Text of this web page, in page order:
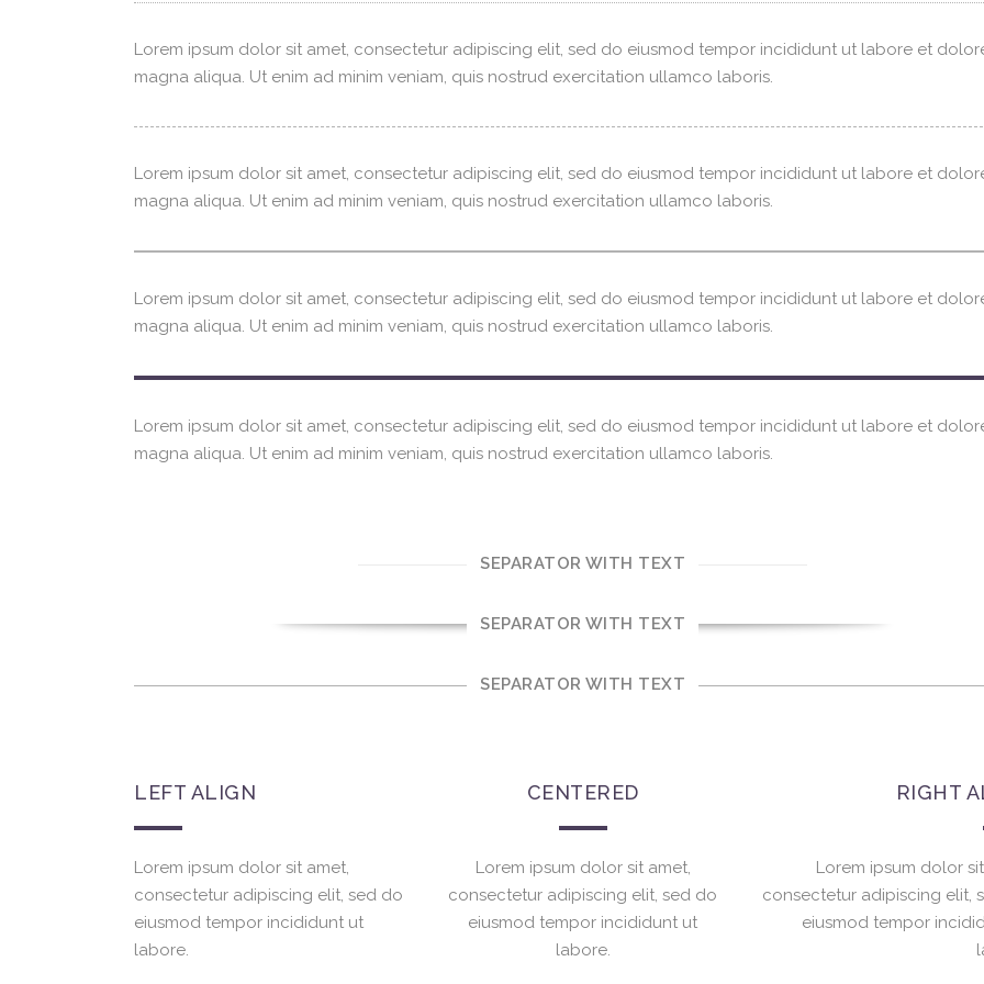
Lorem ipsum dolor sit amet, consectetur adipiscing elit, sed do eiusmod tempor incididunt ut labore et
magna aliqua. Ut enim ad minim veniam, quis nostrud exercitation ullamco laboris.
Lorem ipsum dolor sit amet, consectetur adipiscing elit, sed do eiusmod tempor incididunt ut labore et
magna aliqua. Ut enim ad minim veniam, quis nostrud exercitation ullamco laboris.
Lorem ipsum dolor sit amet, consectetur adipiscing elit, sed do eiusmod tempor incididunt ut labore et
magna aliqua. Ut enim ad minim veniam, quis nostrud exercitation ullamco laboris.
Lorem ipsum dolor sit amet, consectetur adipiscing elit, sed do eiusmod tempor incididunt ut labore et
magna aliqua. Ut enim ad minim veniam, quis nostrud exercitation ullamco laboris.
SEPARATOR WITH TEXT
SEPARATOR WITH TEXT
SEPARATOR WITH TEXT
LEFT ALIGN
Lorem ipsum dolor sit amet,
consectetur adipiscing elit, sed do
eiusmod tempor incididunt ut
labore.
CENTERED
Lorem ipsum dolor sit amet,
consectetur adipiscing elit, sed do
eiusmod tempor incididunt ut
labore.
RIGHT
Lorem ipsum dolor
consectetur adipiscing elit,
eiusmod tempor